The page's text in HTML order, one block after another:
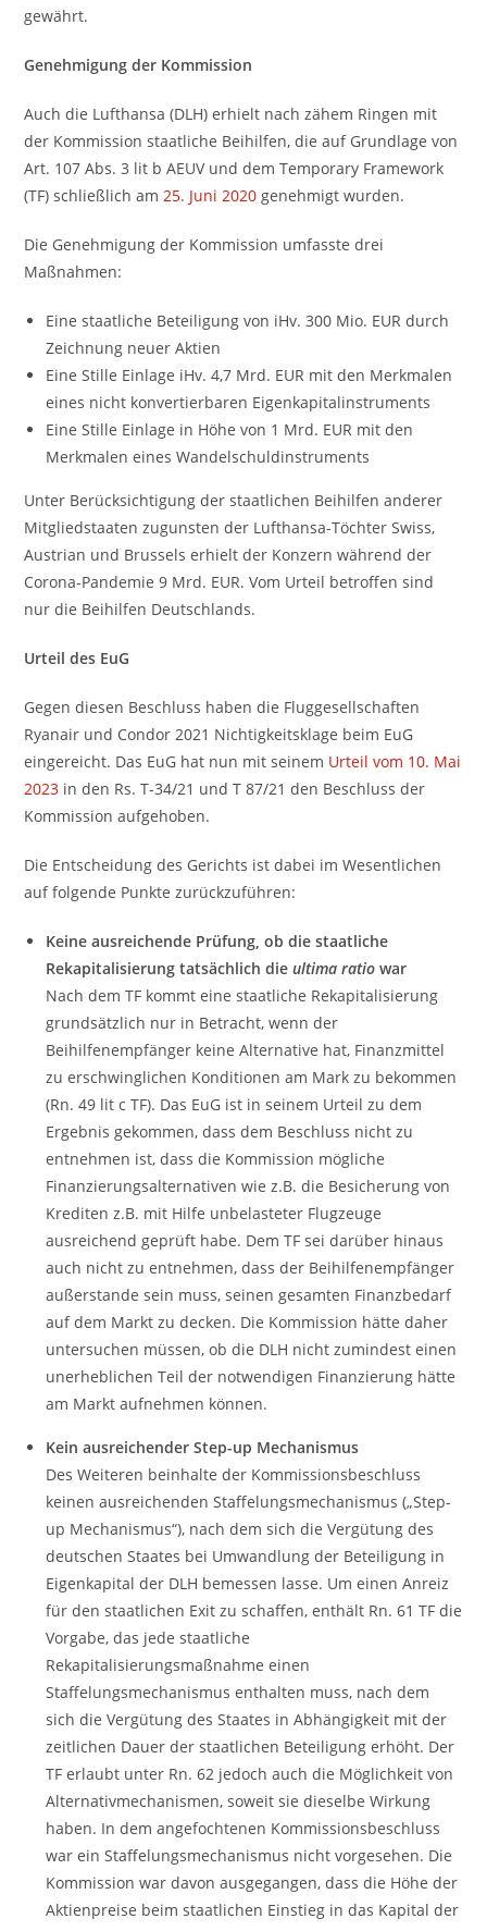
gewährt.
Genehmigung der Kommission
Auch die Lufthansa (DLH) erhielt nach zähem Ringen mit
der Kommission staatliche Beihilfen, die auf Grundlage von
Art. 107 Abs. 3 lit b AEUV und dem Temporary Framework
(TF) schließlich am25. Juni 2020 genehmigt wurden.
Die Genehmigung der Kommission umfasste drei
Maßnahmen:
Eine staatliche Beteiligung von iHv. 300 Mio. EUR durch
Zeichnung neuer Aktien
Eine Stille Einlage iHv. 4,7 Mrd. EUR mit den Merkmalen
eines nicht konvertierbaren Eigenkapitalinstruments
Eine Stille Einlage in Höhe von 1 Mrd. EUR mit den
Merkmalen eines Wandelschuldinstruments
Unter Berücksichtigung der staatlichen Beihilfen anderer
Mitgliedstaaten zugunsten der Lufthansa-Töchter Swiss,
Austrian und Brussels erhielt der Konzern während der
Corona-Pandemie 9 Mrd. EUR. Vom Urteil betroffen sind
nur die Beihilfen Deutschlands.
Urteil des EuG
Gegen diesen Beschluss haben die Fluggesellschaften
Ryanair und Condor 2021 Nichtigkeitsklage beim EuG
eingereicht. Das EuG hat nun mit seinem Urteil vom 10. Mai
2023 in den Rs. T-34/21 und T 87/21 den Beschluss der
Kommission aufgehoben.
Die Entscheidung des Gerichts ist dabei im Wesentlichen
auf folgende Punkte zurückzuführen:
Keine ausreichende Prüfung, ob die staatliche
Rekapitalisierung tatsächlich dieultima ratio war
Nach dem TF kommt eine staatliche Rekapitalisierung
grundsätzlich nur in Betracht, wenn der
Beihilfenempfänger keine Alternative hat, Finanzmittel
zu erschwinglichen Konditionen am Mark zu bekommen
(Rn. 49 lit c TF). Das EuG ist in seinem Urteil zu dem
Ergebnis gekommen, dass dem Beschluss nicht zu
entnehmen ist, dass die Kommission mögliche
Finanzierungsalternativen wie z.B. die Besicherung von
Krediten z.B. mit Hilfe unbelasteter Flugzeuge
ausreichend geprüft habe. Dem TF sei darüber hinaus
auch nicht zu entnehmen, dass der Beihilfenempfänger
außerstande sein muss, seinen gesamten Finanzbedarf
auf dem Markt zu decken. Die Kommission hätte daher
untersuchen müssen, ob die DLH nicht zumindest einen
unerheblichen Teil der notwendigen Finanzierung hätte
am Markt aufnehmen können.
Kein ausreichender Step-up Mechanismus
Des Weiteren beinhalte der Kommissionsbeschluss
keinen ausreichenden Staffelungsmechanismus („Step-
up Mechanismus“), nach dem sich die Vergütung des
deutschen Staates bei Umwandlung der Beteiligung in
Eigenkapital der DLH bemessen lasse. Um einen Anreiz
für den staatlichen Exit zu schaffen, enthält Rn. 61 TF die
Vorgabe, das jede staatliche
Rekapitalisierungsmaßnahme einen
Staffelungsmechanismus enthalten muss, nach dem
sich die Vergütung des Staates in Abhängigkeit mit der
zeitlichen Dauer der staatlichen Beteiligung erhöht. Der
TF erlaubt unter Rn. 62 jedoch auch die Möglichkeit von
Alternativmechanismen, soweit sie dieselbe Wirkung
haben. In dem angefochtenen Kommissionsbeschluss
war ein Staffelungsmechanismus nicht vorgesehen. Die
Kommission war davon ausgegangen, dass die Höhe der
Aktienpreise beim staatlichen Einstieg in das Kapital der